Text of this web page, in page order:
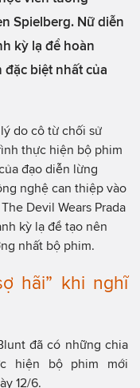
Spielberg. Nữ diễn
kỳ lạ để hoàn
biệt nhất của
do cô từ chối sử
thực hiện bộ phim
đạo diễn lừng
nghệ can thiệp vào
Devil Wears Prada
kỳ lạ để tạo nên
nhất bộ phim.
hãi” khi nghĩ
đã có những chia
hiện bộ phim mới
12/6.